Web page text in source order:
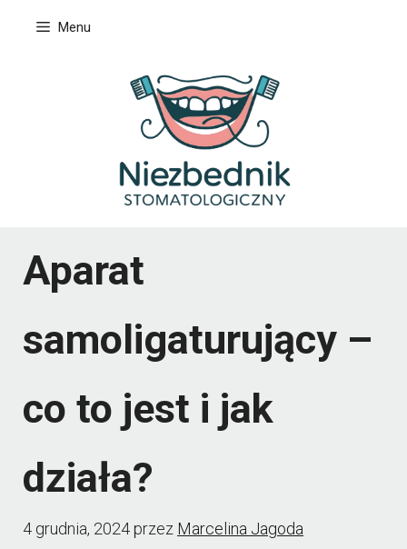
Menu
Aparat
samoligaturujący –
co to jest i jak
działa?
4 grudnia, 2024przez Marcelina Jagoda